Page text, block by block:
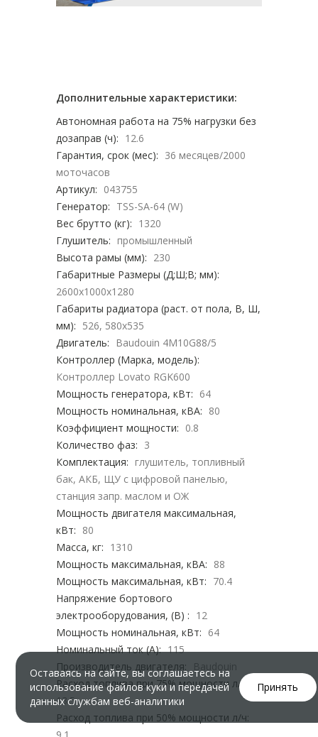
Дополнительные характеристики:
Автономная работа на 75% нагрузки без
дозаправ (ч): 12.6
Гарантия, срок (мес): 36 месяцев/2000
моточасов
Артикул: 043755
Генератор: TSS-SA-64 (W)
Вес брутто (кг): 1320
Глушитель: промышленный
Высота рамы (мм): 230
Габаритные Размеры (Д;Ш;В; мм):
2600х1000х1280
Габариты радиатора (раст. от пола, В, Ш,
мм): 526, 580х535
Двигатель:
Baudouin 4M10G88/5
Контроллер (Марка, модель):
Контроллер Lovato RGK600
Мощность генератора, кВт: 64
Мощность номинальная, кВА: 80
Коэффициент мощности: 0.8
Количество фаз: 3
Комплектация: глушитель, топливный
бак, АКБ, ЩУ с цифровой панелью,
станция запр. маслом и ОЖ
Мощность двигателя максимальная,
кВт: 80
Масса, кг: 1310
Мощность максимальная, кВА: 88
Мощность максимальная, кВт: 70.4
Напряжение бортового
электрооборудования, (В) : 12
Мощность номинальная, кВт: 64
Номинальный ток (А): 115
Производитель двигателя:
Baudouin
Расход топлива при 75% мощности л/ч:
13.5
Расход топлива при 50% мощности л/ч:
9.1
Оставаясь на сайте, вы соглашаетесь на
использование файлов куки и передачей
данных службам веб-аналитики
Принять